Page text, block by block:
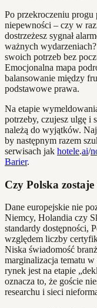
Po przekroczeniu
niepewności – czy w
dostrzeżesz sygnał
ważnych
swoich potrzeb bez
Emocjonalna mapa
balansowanie między
podstawowe prawa.
Na etapie
potrzeby, czujesz ulgę i
należą do wyjątków.
by następnym razem
serwisach jak hotele.ai/
Barier.
Czy Polska
Dane europejskie nie
Niemcy, Holandia czy
standardy dostępności,
względem liczby
Niska świadomość
marginalizacja tematu
rynek jest na etapie
oznacza to, że goście
researchu i sieci